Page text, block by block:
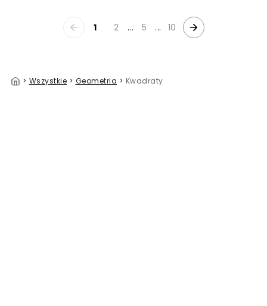
1 2 ... 5 ... 10
> Wszystkie > Geometria > Kwadraty